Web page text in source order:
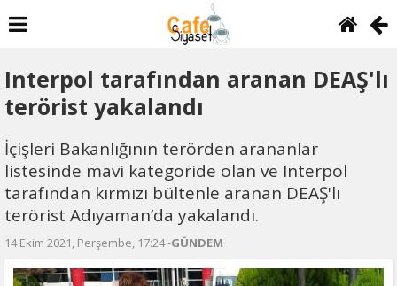
Interpol tarafından aranan DEAŞ'lı
terörist yakalandı
İçişleri Bakanlığının terörden arananlar
listesinde mavi kategoride olan ve Interpol
tarafından kırmızı bültenle aranan DEAŞ'lı
terörist Adıyaman’da yakalandı.
14 Ekim 2021, Perşembe, 17:24 -GÜNDEM